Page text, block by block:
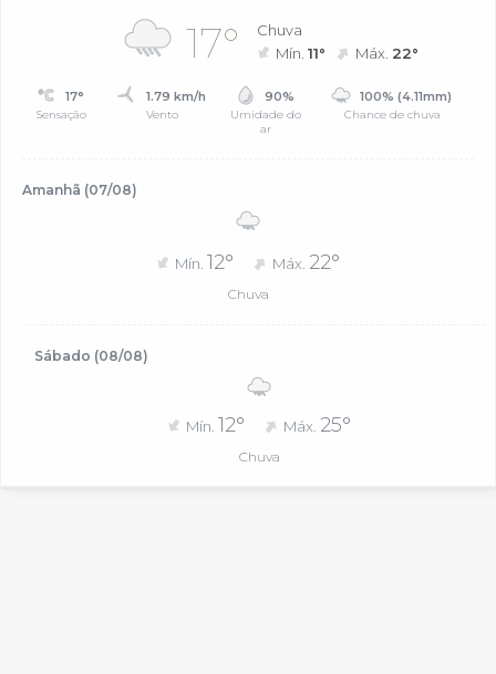
17°
Chuva
Mín.11° Máx. 22°
17°
Sensação
1.79 km/h
Vento
90%
Umidade do
ar
100% (4.11mm)
Chance de chuva
Amanhã (07/08)
Mín. 12° Máx. 22°
Chuva
Sábado (08/08)
Mín. 12° Máx. 25°
Chuva